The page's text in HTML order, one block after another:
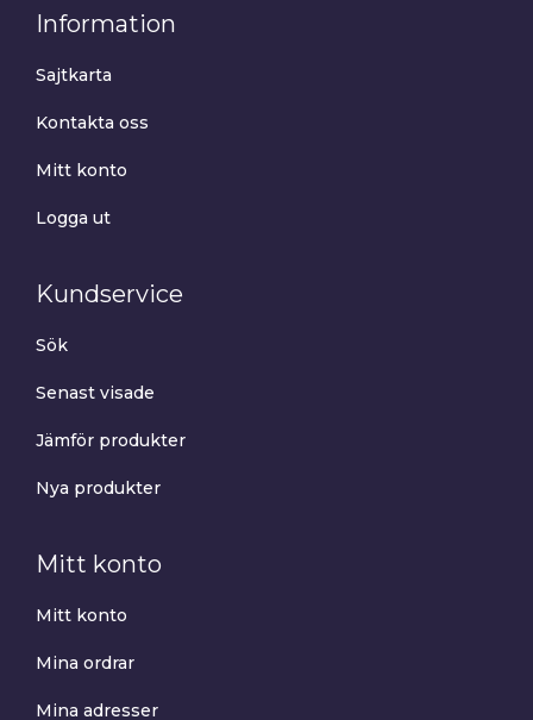
Information
Sajtkarta
Kontakta oss
Mitt konto
Logga ut
Kundservice
Sök
Senast visade
Jämför produkter
Nya produkter
Mitt konto
Mitt konto
Mina ordrar
Mina adresser